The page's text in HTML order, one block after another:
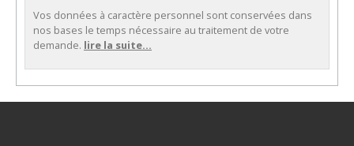
Vos données à caractère personnel sont conservées dans
nos bases le temps nécessaire au traitement de votre
demande. lire la suite...